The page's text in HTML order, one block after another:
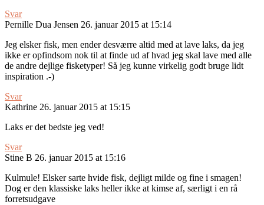
Svar
Pernille Dua Jensen 26. januar 2015 at 15:14
Jeg elsker fisk, men ender desværre altid med at lave laks, da jeg
ikke er opfindsom nok til at finde ud af hvad jeg skal lave med alle
de andre dejlige fisketyper! Så jeg kunne virkelig godt bruge lidt
inspiration .-)
Svar
Kathrine 26. januar 2015 at 15:15
Laks er det bedste jeg ved!
Svar
Stine B 26. januar 2015 at 15:16
Kulmule! Elsker sarte hvide fisk, dejligt milde og fine i smagen!
Dog er den klassiske laks heller ikke at kimse af, særligt i en rå
forretsudgave